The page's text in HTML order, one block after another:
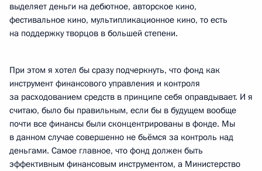
выделяет деньги на дебютное, авторское кино,
фестивальное кино, мультипликационное кино, то есть
на поддержку творцов в большей степени.
При этом я хотел бы сразу подчеркнуть, что фонд как
инструмент финансового управления и контроля
за расходованием средств в принципе себя оправдывает. И я
считаю, было бы правильным, если бы в будущем вообще
почти все финансы были сконцентрированы в фонде. Мы
в данном случае совершенно не бьёмся за контроль над
деньгами. Самое главное, что фонд должен быть
эффективным финансовым инструментом, а Министерство